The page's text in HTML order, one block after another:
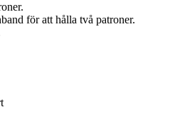
för att hålla två patroner.